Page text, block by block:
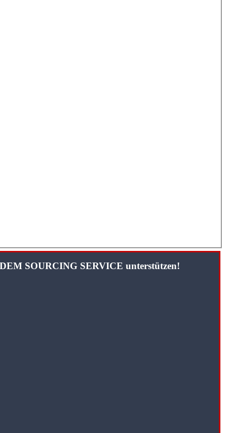
SOURCING SERVICE unterstützen!